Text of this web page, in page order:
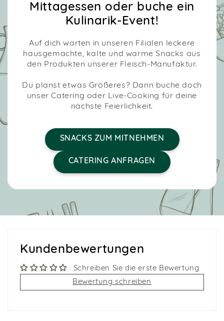
Mittagessen oder buche ein
Kulinarik-Event!
Auf dich warten in unseren Filialen leckere
hausgemachte, kalte und warme Snacks aus
den Produkten unserer Fleisch-Manufaktur.
Du planst etwas Größeres? Dann buche doch
unser Catering oder Live-Cooking für deine
nächste Feierlichkeit.
SNACKS ZUM MITNEHMEN
CATERING ANFRAGEN
Kundenbewertungen
Schreiben Sie die erste Bewertung
Bewertung schreiben